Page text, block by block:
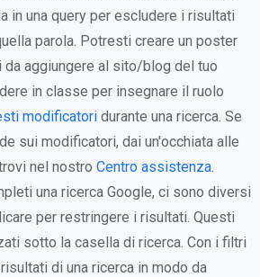
in una query per escludere i risultati
parola. Potresti creare un poster
da aggiungere al sito/blog del tuo
in classe per insegnare il ruolo
modificatori durante una ricerca. Se
sui modificatori, dai un'occhiata alle
nel nostro Centro assistenza.
una ricerca Google, ci sono diversi
per restringere i risultati. Questi
sotto la casella di ricerca. Con i filtri
di una ricerca in modo da